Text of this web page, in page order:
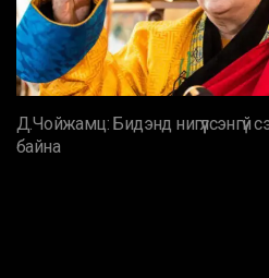
Д.Чойжамц: Бидэнд нигүүлсэнгүй
байна